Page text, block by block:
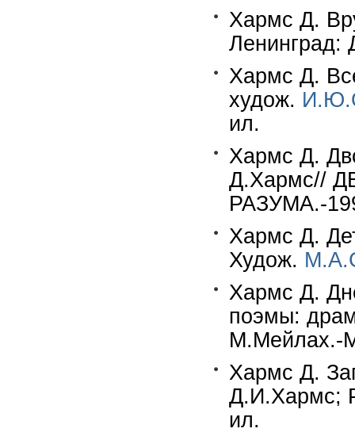
Хармс Д.
Ленинград:
Хармс Д.
худож.
ил.
Хармс Д.
Д.Хармс//
РАЗУМА.-
Хармс Д.
Худож.
Хармс Д.
поэмы:
М.Мейлах.-
Хармс Д.
Д.И.Хармс;
ил.